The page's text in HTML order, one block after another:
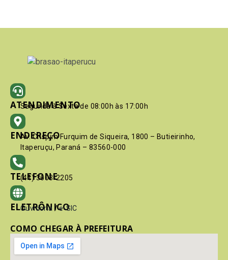
ATENDIMENTO
Segunda à Sexta de 08:00h às 17:00h
ENDEREÇO
Av. Crispim Furquim de Siqueira, 1800 – Butieirinho,
Itaperuçu, Paraná – 83560-000
TELEFONE
(41) 3603-2205
ELETRÔNICO
Ouvidoria / e-SIC
COMO CHEGAR À PREFEITURA